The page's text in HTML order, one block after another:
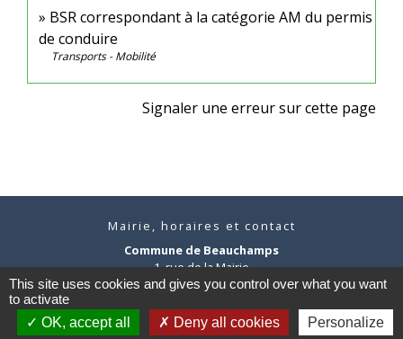
BSR correspondant à la catégorie AM du permis
de conduire
Transports - Mobilité
Signaler une erreur sur cette page
Mairie, horaires et contact
Commune de Beauchamps
1, rue de la Mairie
80770 Beauchamps - FRANCE
Contact par formulaire
This site uses cookies and gives you control over what you want
to activate
OK, accept all
Deny all cookies Personalize